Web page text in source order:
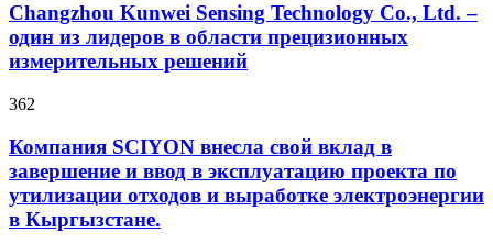
Changzhou Kunwei Sensing Technology Co., Ltd. –
один из лидеров в области прецизионных
измерительных решений
362
Компания SCIYON внесла свой вклад в
завершение и ввод в эксплуатацию проекта по
утилизации отходов и выработке электроэнергии
в Кыргызстане.